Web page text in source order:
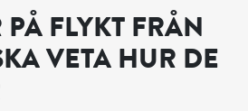
PÅ FLYKT FRÅN
VETA HUR DE